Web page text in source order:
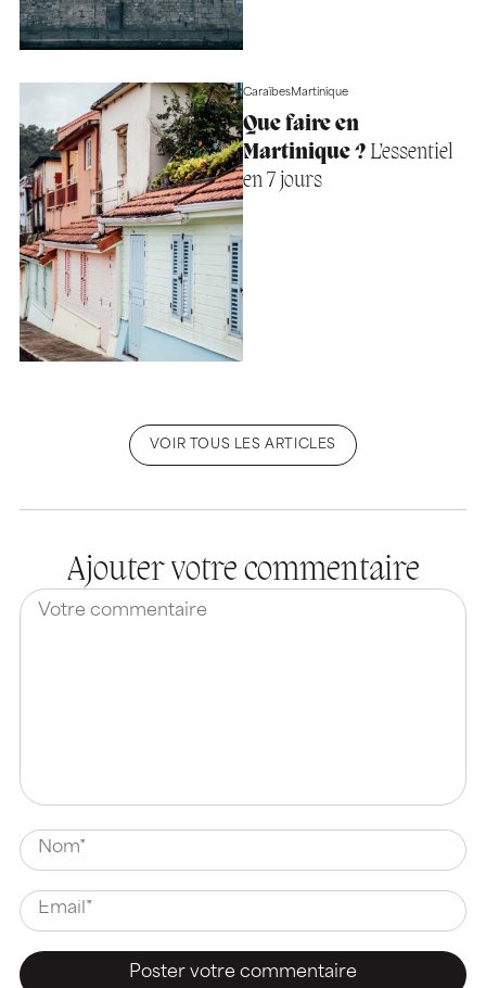
CaraïbesMartinique
Que faire en
Martinique ?L’essentiel
en 7 jours
VOIR TOUS LES ARTICLES
Ajouter votre commentaire